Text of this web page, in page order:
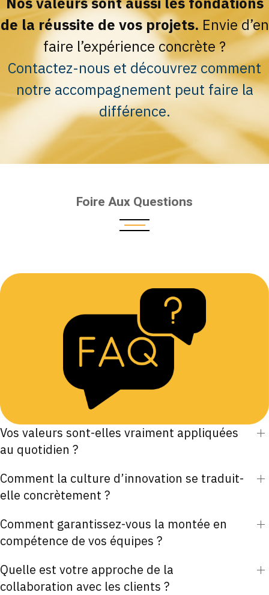
de la réussite de vos projets. Envie d’en
faire l’expérience concrète ?
Contactez-nous et découvrez comment
notre accompagnement peut faire la
différence.
Foire Aux Questions
Vos valeurs sont-elles vraiment appliquées
au quotidien ?
Comment la culture d’innovation se traduit-
elle concrètement ?
Comment garantissez-vous la montée en
compétence de vos équipes ?
Quelle est votre approche de la
collaboration avec les clients ?